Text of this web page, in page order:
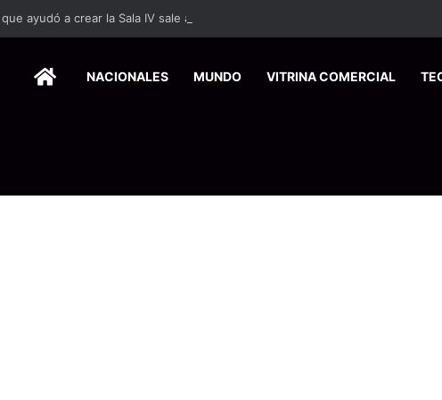
HOMENACIONALES MUNDO VITRINA COMERCIAL